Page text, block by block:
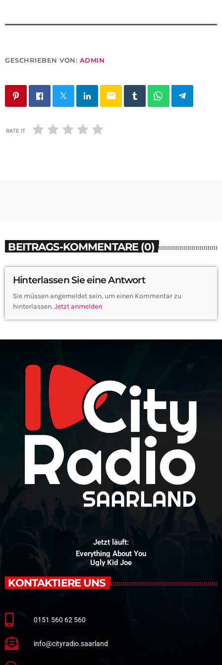
GESCHRIEBEN VON: ADMIN
email
RATE IT
BEITRAGS-KOMMENTARE (0)
Hinterlassen Sie eine Antwort
Sie müssen angemeldet sein, um einen Kommentar zu
hinterlassen. Jetzt anmelden
Jetzt läuft:
Everything About You
Ugly Kid Joe
KONTAKTIERE UNS
0151 560 62 560
info@cityradio.saarland